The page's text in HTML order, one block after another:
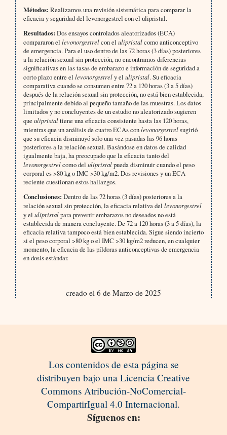
Métodos: Realizamos una revisión sistemática para comparar la
eficacia y seguridad del levonorgestrel con el ulipristal.
Resultados: Dos ensayos controlados aleatorizados (ECA)
compararon el levonorgestrelcon el ulipristalcomo anticonceptivo
de emergencia. Para el uso dentro de las 72 horas (3 días) posteriores
a la relación sexual sin protección, no encontramos diferencias
significativas en las tasas de embarazo e información de seguridad a
corto plazo entre el levonorgestrely el ulipristal. Su eficacia
comparativa cuando se consumen entre 72 a 120 horas (3 a 5 días)
después de la relación sexual sin protección, no está bien establecida,
principalmente debido al pequeño tamaño de las muestras. Los datos
limitados y no concluyentes de un estudio no aleatorizado sugieren
que ulipristaltiene una eficacia consistente hasta las 120 horas,
mientras que un análisis de cuatro ECAs conlevonorgestrelsugirió
que su eficacia disminuyó solo una vez pasadas las 96 horas
posteriores a la relación sexual. Basándose en datos de calidad
igualmente baja, ha preocupado que la eficacia tanto del
levonorgestrelcomo del ulipristalpueda disminuir cuando el peso
corporal es >80 kg o IMC >30 kg/m2. Dos revisiones y un ECA
reciente cuestionan estos hallazgos.
Conclusiones: Dentro de las 72 horas (3 días) posteriores a la
relación sexual sin protección, la eficacia relativa del levonorgestrel
y el ulipristalpara prevenir embarazos no deseados no está
establecida de manera concluyente. De 72 a 120 horas (3 a 5 días), la
eficacia relativa tampoco está bien establecida. Sigue siendo incierto
si el peso corporal >80 kg o el IMC >30 kg/m2 reducen, en cualquier
momento, la eficacia de las píldoras anticonceptivas de emergencia
en dosis estándar.
creado el 6 de Marzo de 2025
Los contenidos de esta página se
distribuyen bajo una Licencia Creative
Commons Atribución-NoComercial-
CompartirIgual 4.0 Internacional.
Síguenos en: